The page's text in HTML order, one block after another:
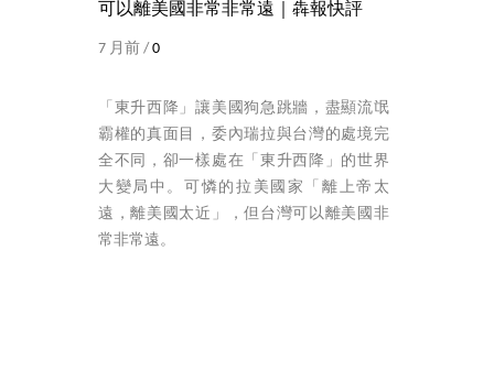
可以離美國非常非常遠｜犇報快評
7 月前 / 0
「東升西降」讓美國狗急跳牆，盡顯流氓
霸權的真面目，委內瑞拉與台灣的處境完
全不同，卻一樣處在「東升西降」的世界
大變局中。可憐的拉美國家「離上帝太
遠，離美國太近」，但台灣可以離美國非
常非常遠。